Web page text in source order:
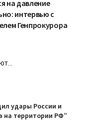
на давление
интервью с
Генпрокурора
удары России и
на территории РФ”